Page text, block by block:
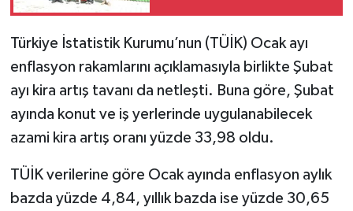
Türkiye İstatistik Kurumu’nun (TÜİK) Ocak ayı
enflasyon rakamlarını açıklamasıyla birlikte Şubat
ayı kira artış tavanı da netleşti. Buna göre, Şubat
ayında konut ve iş yerlerinde uygulanabilecek
azami kira artış oranı yüzde 33,98 oldu.
TÜİK verilerine göre Ocak ayında enflasyon aylık
bazda yüzde 4,84, yıllık bazda ise yüzde 30,65